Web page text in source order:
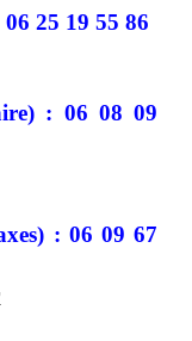
06 25 19 55 86
: 06 08 09
: 06 09 67